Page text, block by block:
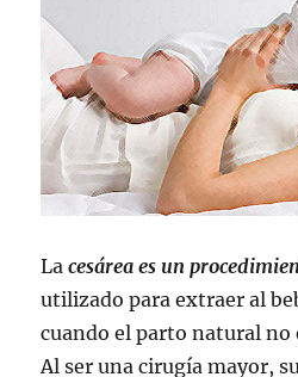
Lacesárea es un
utilizado para extraer al
cuando el parto natural no
Al ser una cirugía mayor,